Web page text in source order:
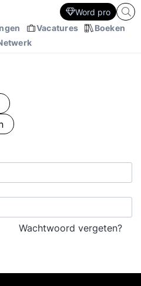
Vacatures
Boeken
Word pro
Wachtwoord vergeten?